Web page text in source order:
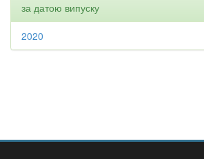
за датою випуску
2020